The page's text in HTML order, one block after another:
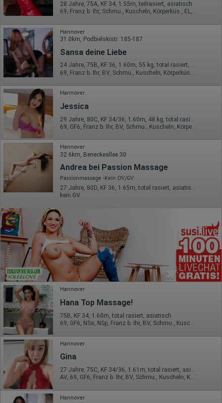
28 Jahre, 75A, KF 34, 1.55m, teilrasiert, asiatisch
69, Franz b. Ihr, Schmu., Kuscheln, Körperküs., EL, Mast., LS
Hannover
31.0km, Podbielskistr. 185-187
Sansa deine Liebe
24 Jahre, 75B, KF 36, 1.60m, 55 kg, total rasiert, asiatisch
Hannover
Jessica
69, GF6, Franz b. Ihr, BV, Schmu., Kuscheln, Körperküs., DSa
Hannover
32.6km, Beneckeallee 30
Andrea bei Passion Massage
Passionmassage -Kein OV/GV
27 Jahre, 80D, KF 36, 1.65m, total rasiert, asiatisch
kein GV
Hannover
Hana Top Massage!
75B, KF 34, 1.60m, total rasiert, asiatisch
69, GF6, NSa, NSp, Franz b. Ihr, BV, Schmu., Kuscheln
Hannover
Gina
27 Jahre, 75C, KF 34/36, 1.61m, total rasiert, asiatisch
AV, 69, GF6, Franz b. Ihr, BV, Schmu., Kuscheln, Körperküs.
Hannover